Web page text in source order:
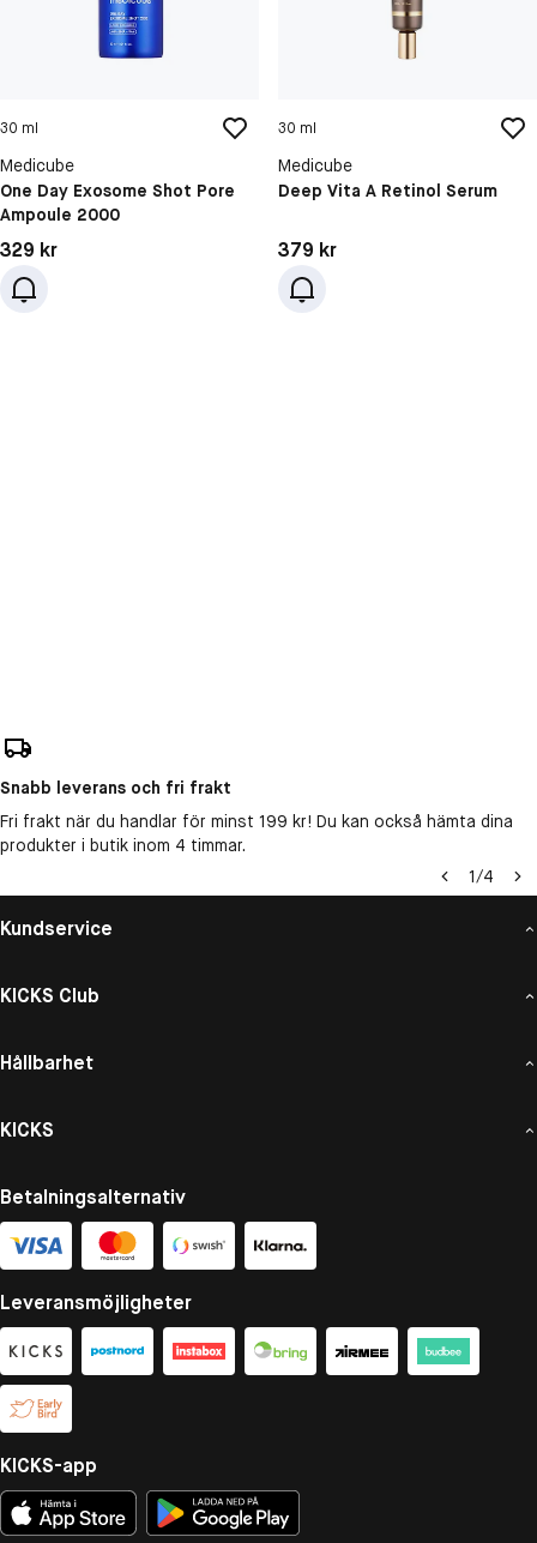
30 ml
Medicube
One Day Exosome Shot Pore
Ampoule 2000
Pris: 329 kr
329 kr
30 ml
Medicube
Deep Vita A Retinol Serum
Pris: 379 kr
379 kr
Snabb leverans och fri frakt
Fri frakt när du handlar för minst 199 kr! Du kan också hämta dina
produkter i butik inom 4 timmar.
1/4
Kundservice
KICKS Club
Hållbarhet
KICKS
Betalningsalternativ
Leveransmöjligheter
KICKS-app